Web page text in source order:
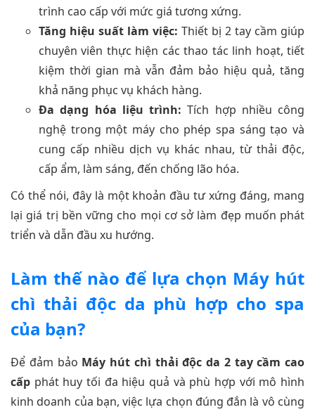
trình cao cấp với mức giá tương xứng.
Tăng hiệu suất làm việc: Thiết bị 2 tay cầm giúp
chuyên viên thực hiện các thao tác linh hoạt, tiết
kiệm thời gian mà vẫn đảm bảo hiệu quả, tăng
khả năng phục vụ khách hàng.
Đa dạng hóa liệu trình: Tích hợp nhiều công
nghệ trong một máy cho phép spa sáng tạo và
cung cấp nhiều dịch vụ khác nhau, từ thải độc,
cấp ẩm, làm sáng, đến chống lão hóa.
Có thể nói, đây là một khoản đầu tư xứng đáng, mang
lại giá trị bền vững cho mọi cơ sở làm đẹp muốn phát
triển và dẫn đầu xu hướng.
Làm thế nào để lựa chọn Máy hút
chì thải độc da phù hợp cho spa
của bạn?
Để đảm bảo Máy hút chì thải độc da 2 tay cầm cao
cấp phát huy tối đa hiệu quả và phù hợp với mô hình
kinh doanh của bạn, việc lựa chọn đúng đắn là vô cùng